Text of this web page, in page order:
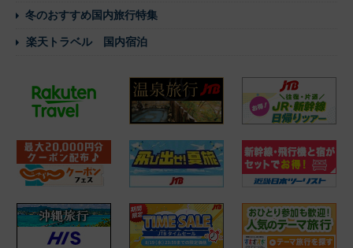
冬のおすすめ国内旅行特集
楽天トラベル 国内宿泊